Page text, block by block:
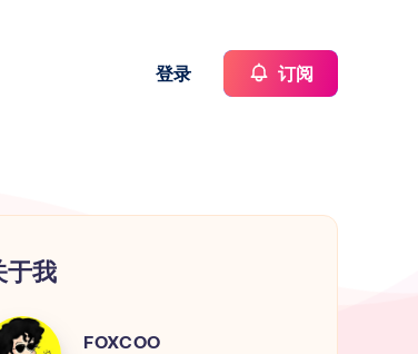
登录 订阅
于我
FOXCOO